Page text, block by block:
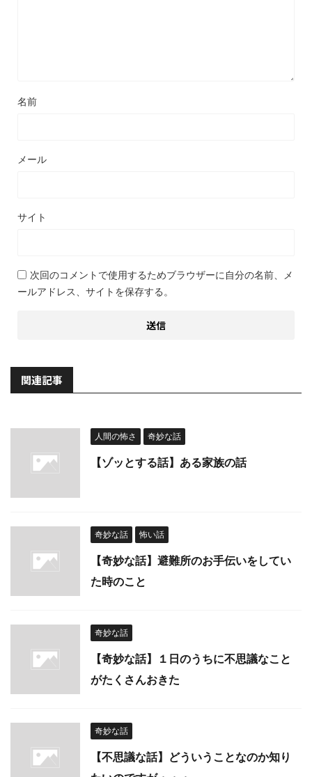
名前
メール
サイト
次回のコメントで使用するためブラウザーに自分の名前、メ
ールアドレス、サイトを保存する。
関連記事
人間の怖さ 奇妙な話
【ゾッとする話】ある家族の話
奇妙な話 怖い話
【奇妙な話】避難所のお手伝いをしてい
た時のこと
奇妙な話
【奇妙な話】１日のうちに不思議なこと
がたくさんおきた
奇妙な話
【不思議な話】どういうことなのか知り